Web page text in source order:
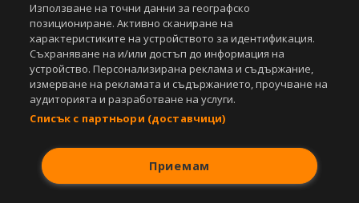
Powered by:
Използване на точни данни за географско
позициониране. Активно сканиране на
характеристиките на устройството за идентификация.
Съхраняване на и/или достъп до информация на
устройство. Персонализирана реклама и съдържание,
измерване на рекламата и съдържанието, проучване на
аудиторията и разработване на услуги.
Списък с партньори (доставчици)
Приемам